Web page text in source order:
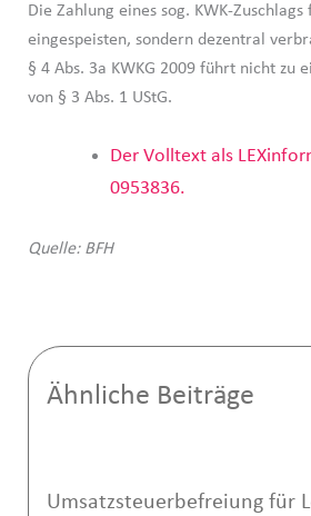
Die Zahlung eines sog. KWK-
eingespeisten, sondern dezentral
§ 4 Abs. 3a KWKG 2009 führt nicht zu
von § 3 Abs. 1 UStG.
Der Volltext als
0953836.
Quelle: BFH
Ähnliche Beiträge
Umsatzsteuerbefreiung für